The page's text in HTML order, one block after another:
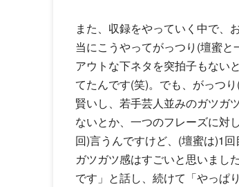
また、収録をやっていく中で、
当にこうやってがっつり(壇蜜
アウトな下ネタを突拍子もない
てたんです(笑)。でも、がっつ
賢いし、若手芸人並みのガツガ
ないとか、一つのフレーズに対
回)言うんですけど、(壇蜜は)1
ガツガツ感はすごいと思いまし
です」と話し、続けて「やっぱ